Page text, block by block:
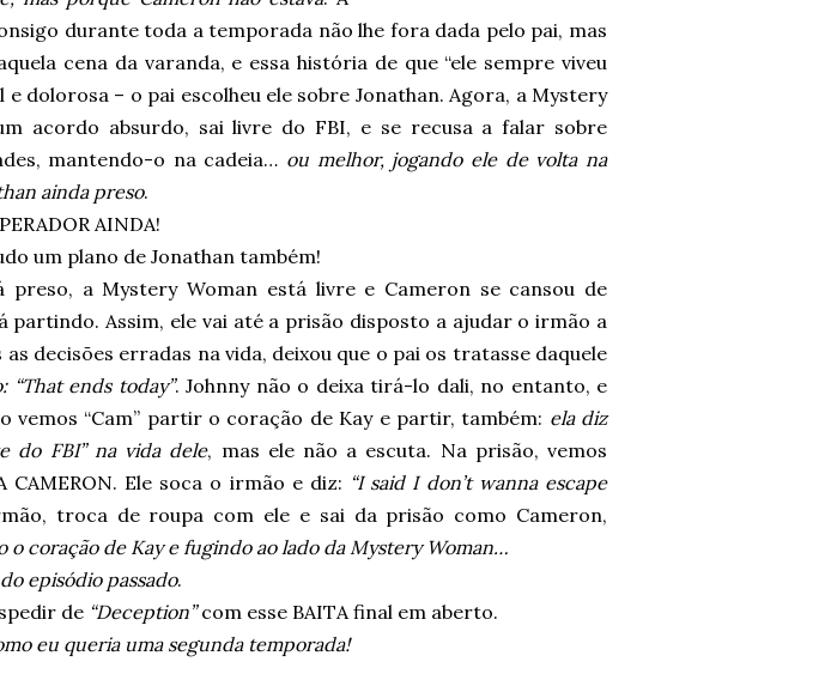
durante toda a temporada não lhe fora dada pelo pai, mas
cena da varanda, e essa história de que “ele sempre viveu
e dolorosa – o pai escolheu ele sobre Jonathan. Agora, a Mystery
acordo absurdo, sai livre do FBI, e se recusa a falar sobre
mantendo-o na cadeia… ou melhor, jogando ele de volta na
ainda preso.
AINDA!
um plano de Jonathan também!
preso, a Mystery Woman está livre e Cameron se cansou de
partindo. Assim, ele vai até a prisão disposto a ajudar o irmão a
decisões erradas na vida, deixou que o pai os tratasse daquele
“That ends today”. Johnny não o deixa tirá-lo dali, no entanto, e
vemos “Cam” partir o coração de Kay e partir, também: ela diz
do FBI” na vida dele, mas ele não a escuta. Na prisão, vemos
CAMERON. Ele soca o irmão e diz: “I said I don’t wanna escape
troca de roupa com ele e sai da prisão como Cameron,
coração de Kay e fugindo ao lado da Mystery Woman…
episódio passado.
de “Deception”com esse BAITA final em aberto.
eu queria uma segunda temporada!